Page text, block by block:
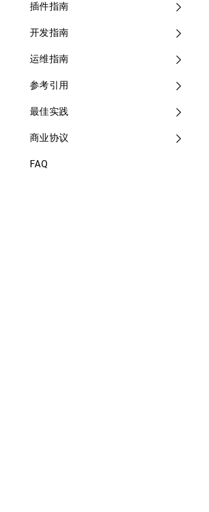
插件指南
开发指南
运维指南
参考引用
最佳实践
商业协议
FAQ